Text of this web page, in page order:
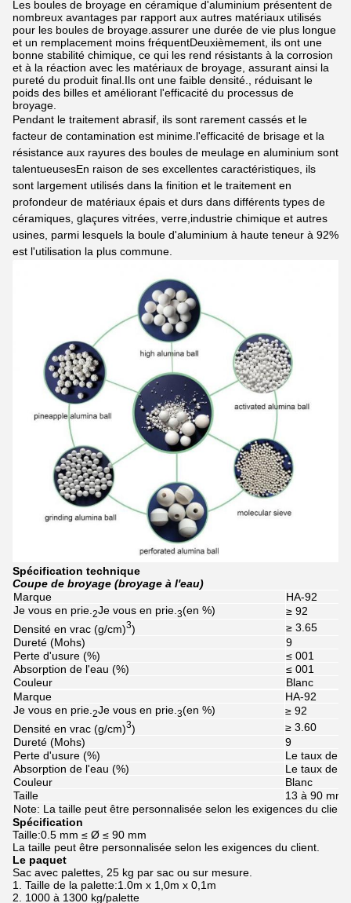
Les boules de broyage en céramique d'aluminium présentent de
nombreux avantages par rapport aux autres matériaux utilisés
pour les boules de broyage.assurer une durée de vie plus longue
et un remplacement moins fréquentDeuxièmement, ils ont une
bonne stabilité chimique, ce qui les rend résistants à la corrosion
et à la réaction avec les matériaux de broyage, assurant ainsi la
pureté du produit final.Ils ont une faible densité., réduisant le
poids des billes et améliorant l'efficacité du processus de
broyage.
Pendant le traitement abrasif, ils sont rarement cassés et le
facteur de contamination est minime.l'efficacité de brisage et la
résistance aux rayures des boules de meulage en aluminium sont
talentueusesEn raison de ses excellentes caractéristiques, ils
sont largement utilisés dans la finition et le traitement en
profondeur de matériaux épais et durs dans différents types de
céramiques, glaçures vitrées, verre,industrie chimique et autres
usines, parmi lesquels la boule d'aluminium à haute teneur à 92%
est l'utilisation la plus commune.
Spécification technique
Coupe de broyage (broyage à l'eau)
Marque
HA-92
Je vous en prie. 2Je vous en prie. 3(en %)
≥ 92
Densité en vrac (g/cm)3)
≥ 3.65
Dureté (Mohs)
9
Perte d'usure (%)
≤ 001
Absorption de l'eau (%)
≤ 001
Couleur
Blanc
Marque
HA-92
Je vous en prie. 2Je vous en prie. 3(en %)
≥ 92
Densité en vrac (g/cm)3)
≥ 3.60
Dureté (Mohs)
9
Perte d'usure (%)
Le taux de
Absorption de l'eau (%)
Le taux de
Couleur
Blanc
Taille
13 à 90 mm
Note: La taille peut être personnalisée selon les exigences du client
Spécification
Taille:0.5 mm ≤ Ø ≤ 90 mm
La taille peut être personnalisée selon les exigences du client.
Le paquet
Sac avec palettes, 25 kg par sac ou sur mesure.
1. Taille de la palette:1.0m x 1,0m x 0,1m
2. 1000 à 1300 kg/palette